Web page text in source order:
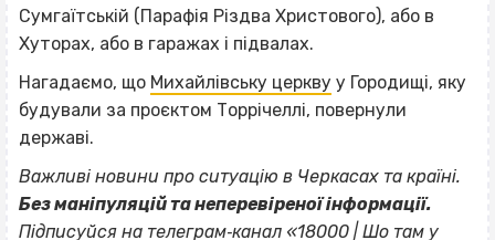
Сумгаїтській (Парафія Різдва Христового), або в
Хуторах, або в гаражах і підвалах.
Нагадаємо, що Михайлівську церкву у Городищі, яку
будували за проєктом Торрічеллі, повернули
державі.
Важливі новини про ситуацію в Черкасах та країні.
Без маніпуляцій та неперевіреної інформації.
Підписуйся на телеграм‐канал «18000 | Шо там у